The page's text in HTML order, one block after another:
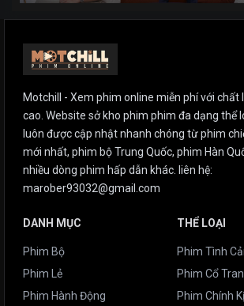
Motchill - Xem phim online miễn phí với chất
cao. Website sở kho phim phim đa dạng thể
luôn được cập nhật nhanh chóng từ phim
mới nhất, phim bộ Trung Quốc, phim Hàn
nhiều dòng phim hấp dẫn khác. liên hệ:
marober93032@gmail.com
DANH MỤC
Phim Bộ
Phim Lẻ
Phim Hành Động
THỂ LOẠI
Phim Tình
Phim Cổ
Phim Chính